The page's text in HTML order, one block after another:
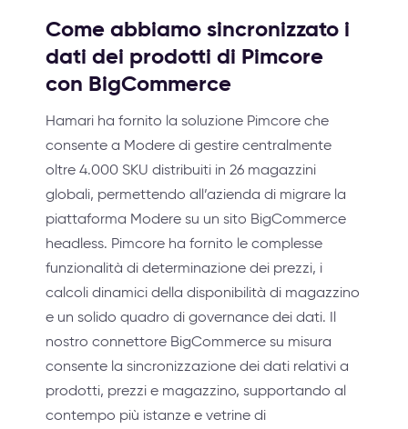
Come abbiamo sincronizzato i
dati dei prodotti di Pimcore
con BigCommerce
Hamari ha fornito la soluzione Pimcore che
consente a Modere di gestire centralmente
oltre 4.000 SKU distribuiti in 26 magazzini
globali, permettendo all’azienda di migrare la
piattaforma Modere su un sito BigCommerce
headless. Pimcore ha fornito le complesse
funzionalità di determinazione dei prezzi, i
calcoli dinamici della disponibilità di magazzino
e un solido quadro di governance dei dati. Il
nostro connettore BigCommerce su misura
consente la sincronizzazione dei dati relativi a
prodotti, prezzi e magazzino, supportando al
contempo più istanze e vetrine di